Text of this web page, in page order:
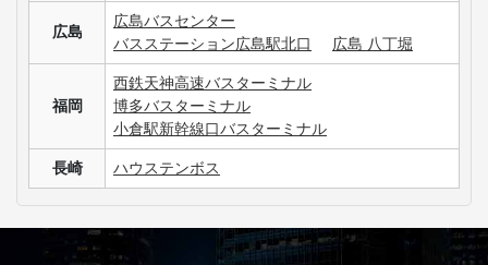
富士急ハイランド
長野駅東口 松本バスターミナル
静岡
アクトシティ浜松（オークラアクトシティホテ
ル浜松前）
愛知
名鉄バスセンター
名古屋駅 ビックカメラ名古屋駅西店前
ナガシマリゾート